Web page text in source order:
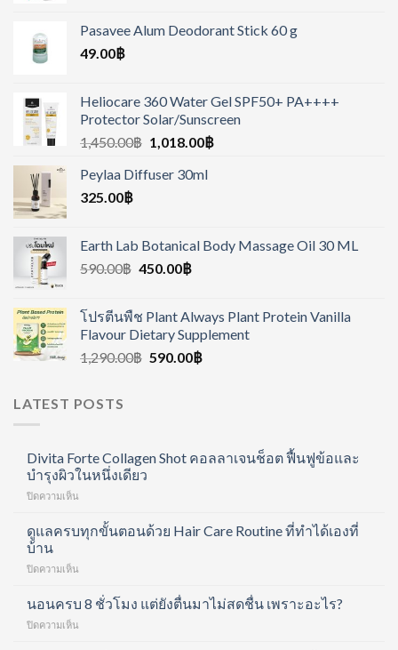
Pasavee Alum Deodorant Stick 60 g
49.00฿
Heliocare 360 Water Gel SPF50+ PA++++
Protector Solar/Sunscreen
1,450.00฿ 1,018.00฿
Peylaa Diffuser 30ml
325.00฿
Earth Lab Botanical Body Massage Oil 30 ML
590.00฿ 450.00฿
โปรตีนพืช Plant Always Plant Protein Vanilla
Flavour Dietary Supplement
1,290.00฿ 590.00฿
LATEST POSTS
Divita Forte Collagen Shot คอลลาเจนช็อต ฟื้นฟูข้อและ
บำรุงผิวในหนึ่งเดียว
ปิดความเห็น
Collagen
คอ
ลา
ช็อต
ดูแลครบทุกขั้นตอนด้วย Hair Care Routine ที่ทำได้เองที่
บ้าน
ปิดความเห็น
ครบ
ขั้น
นอนครบ 8 ชั่วโมง แต่ยังตื่นมาไม่สดชื่น เพราะอะไร?
ปิดความเห็น